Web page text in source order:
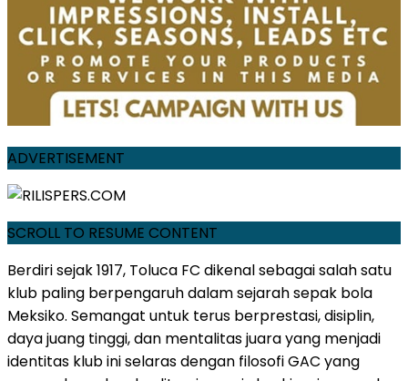
ADVERTISEMENT
SCROLL TO RESUME CONTENT
Berdiri sejak 1917, Toluca FC dikenal sebagai salah satu
klub paling berpengaruh dalam sejarah sepak bola
Meksiko. Semangat untuk terus berprestasi, disiplin,
daya juang tinggi, dan mentalitas juara yang menjadi
identitas klub ini selaras dengan filosofi GAC yang